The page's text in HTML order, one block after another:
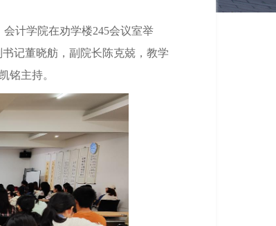
计学院在劝学楼245会议室举
记董晓舫，副院长陈克兢，教学
铭主持。